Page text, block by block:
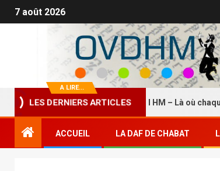
7 août 2026
A LIRE...
LES DERNIERS ARTICLES
La Boutique HASDEI HM – Là où chaque
ACCUEIL LA DAF DE CHABAT